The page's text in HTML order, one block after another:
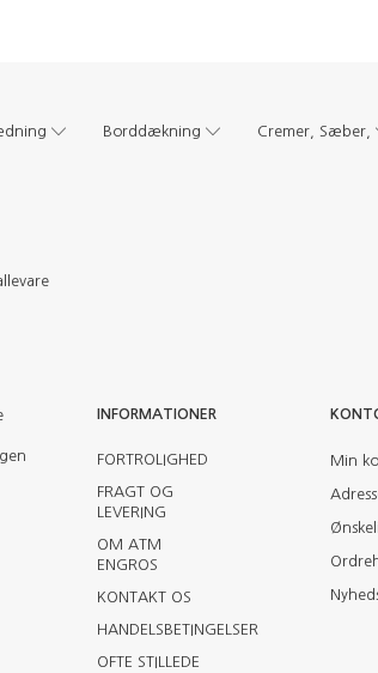
Borddækning Cremer, Sæber,
INFORMATIONER
FORTROLIGHED
FRAGT OG
LEVERING
OM ATM
ENGROS
KONTAKT OS
HANDELSBETINGELSER
OFTE STILLEDE
Min